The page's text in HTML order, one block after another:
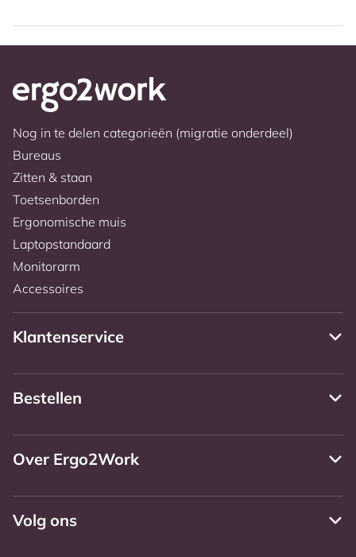
Nog in te delen categorieën (migratie onderdeel)
Bureaus
Zitten & staan
Toetsenborden
Ergonomische muis
Laptopstandaard
Monitorarm
Accessoires
Klantenservice
Bestellen
Over Ergo2Work
Volg ons